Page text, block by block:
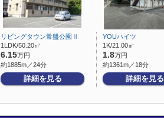
リビングタウン常盤公園Ⅱ
1LDK/50.20㎡
6.15万円
約1885m／24分
詳細を見る
YOUハイツ
1K/21.00㎡
1.8万円
約1361m／18分
詳細を見る